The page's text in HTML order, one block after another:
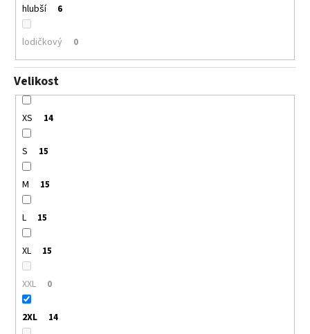
hlubší 6
lodičkový 0
Velikost
XS 14
S 15
M 15
L 15
XL 15
XXL 0
2XL 14